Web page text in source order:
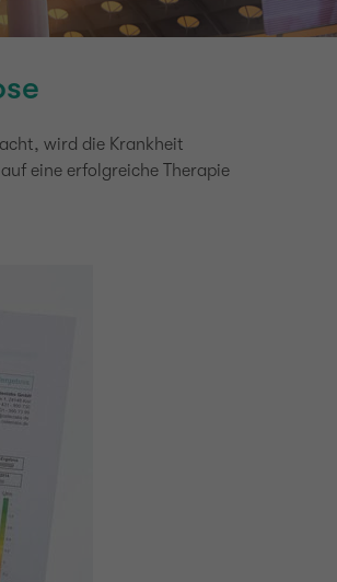
wird die Krankheit
eine erfolgreiche Therapie